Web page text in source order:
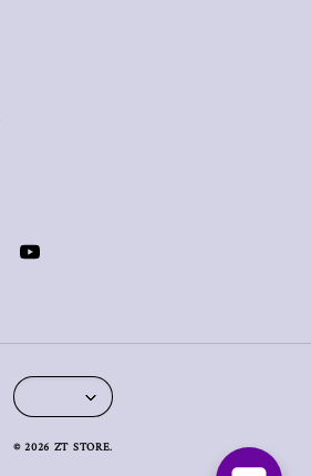
© 2026 ZT STORE.